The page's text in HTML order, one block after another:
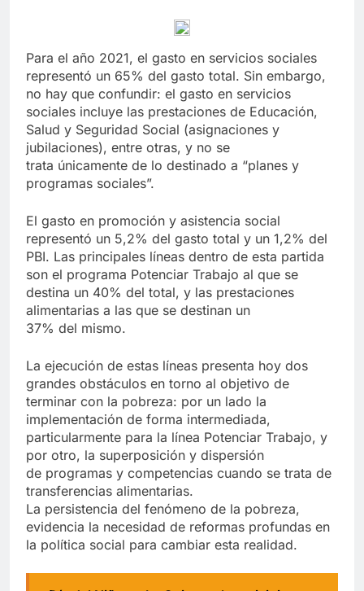
Para el año 2021, el gasto en servicios sociales
representó un 65% del gasto total. Sin embargo,
no hay que confundir: el gasto en servicios
sociales incluye las prestaciones de Educación,
Salud y Seguridad Social (asignaciones y
jubilaciones), entre otras, y no se
trata únicamente de lo destinado a “planes y
programas sociales”.
El gasto en promoción y asistencia social
representó un 5,2% del gasto total y un 1,2% del
PBI. Las principales líneas dentro de esta partida
son el programa Potenciar Trabajo al que se
destina un 40% del total, y las prestaciones
alimentarias a las que se destinan un
37% del mismo.
La ejecución de estas líneas presenta hoy dos
grandes obstáculos en torno al objetivo de
terminar con la pobreza: por un lado la
implementación de forma intermediada,
particularmente para la línea Potenciar Trabajo, y
por otro, la superposición y dispersión
de programas y competencias cuando se trata de
transferencias alimentarias.
La persistencia del fenómeno de la pobreza,
evidencia la necesidad de reformas profundas en
la política social para cambiar esta realidad.